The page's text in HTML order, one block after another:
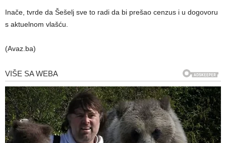
Inače, tvrde da Šešelj sve to radi da bi prešao cenzus i u dogovoru
s aktuelnom vlašću.
(Avaz.ba)